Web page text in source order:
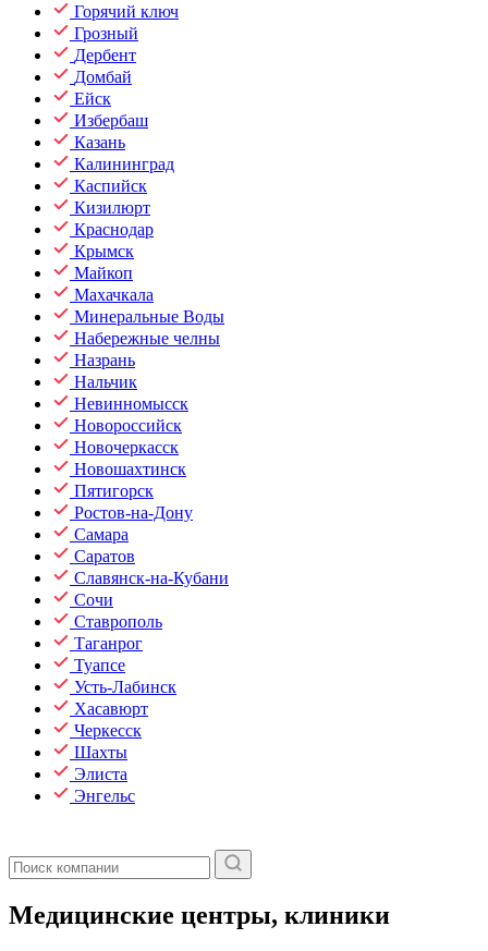
Горячий ключ
Грозный
Дербент
Домбай
Ейск
Избербаш
Казань
Калининград
Каспийск
Кизилюрт
Краснодар
Крымск
Майкоп
Махачкала
Минеральные Воды
Набережные челны
Назрань
Нальчик
Невинномысск
Новороссийск
Новочеркасск
Новошахтинск
Пятигорск
Ростов-на-Дону
Самара
Саратов
Славянск-на-Кубани
Сочи
Ставрополь
Таганрог
Туапсе
Усть-Лабинск
Хасавюрт
Черкесск
Шахты
Элиста
Энгельс
Медицинские центры, клиники